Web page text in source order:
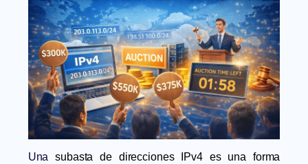
Unasubasta de direcciones IPv4 es una forma